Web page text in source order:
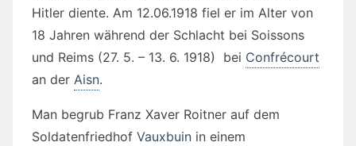
Hitler diente. Am 12.06.1918 fiel er im Alter von
18 Jahren während der Schlacht bei Soissons
und Reims (27. 5. – 13. 6. 1918) bei Confrécourt
an der Aisn.
Man begrub Franz Xaver Roitner auf dem
Soldatenfriedhof Vauxbuin in einem